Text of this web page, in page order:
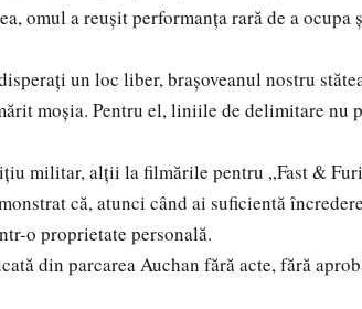
omul a reușit performanța rară de a ocupa
un loc liber, brașoveanul nostru
moșia. Pentru el, liniile de delimitare nu
militar, alții la filmările pentru „Fast &
că, atunci când ai suficientă
o proprietate personală.
din parcarea Auchan fără acte, fără